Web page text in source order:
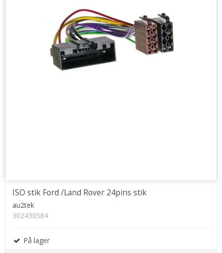
ISO stik Ford /Land Rover 24pins stik
au2tek
302430584
På lager